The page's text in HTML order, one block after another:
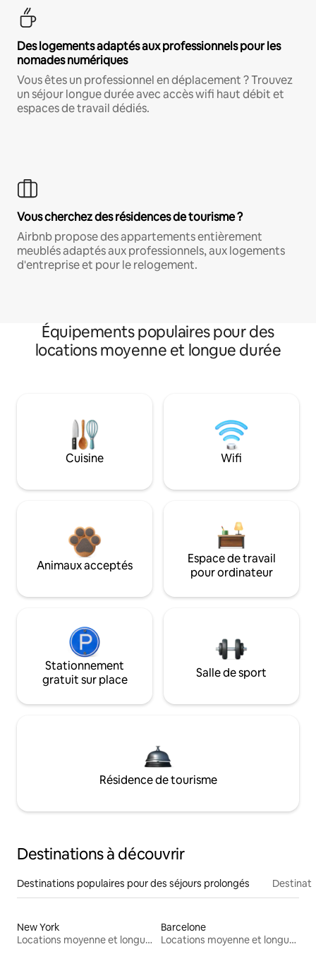
Des logements adaptés aux professionnels pour les
nomades numériques
Vous êtes un professionnel en déplacement ? Trouvez
un séjour longue durée avec accès wifi haut débit et
espaces de travail dédiés.
Vous cherchez des résidences de tourisme ?
Airbnb propose des appartements entièrement
meublés adaptés aux professionnels, aux logements
d'entreprise et pour le relogement.
Équipements populaires pour des
locations moyenne et longue durée
Cuisine Wifi
Animaux acceptés
Espace de travail
pour ordinateur
Stationnement
gratuit sur place
Salle de sport
Résidence de tourisme
Destinations à découvrir
Destinations populaires pour des séjours prolongés
New York
Locations moyenne et longue durée
Barcelone
Locations moyenne et longue durée